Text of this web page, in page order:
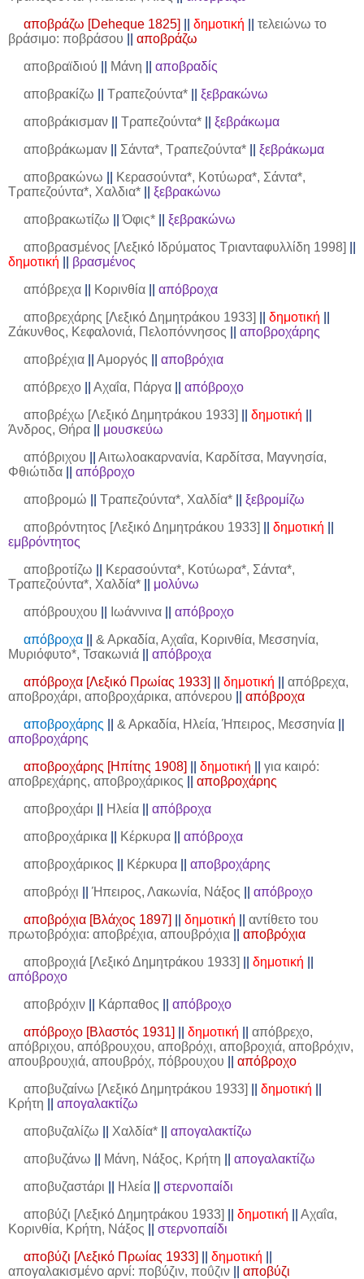
αποβράζω [Deheque 1825]
δημοτική
τελειώνω το
βράσιμο: ποβράσου
αποβράζω
αποβραϊδιού
Μάνη
αποβραδίς
αποβρακίζω
Τραπεζούντα*|| ξεβρακώνω
αποβράκισμαν|| Τραπεζούντα*|| ξεβράκωμα
αποβράκωμαν|| Σάντα*, Τραπεζούντα*|| ξεβράκωμα
αποβρακώνω
Κερασούντα*, Κοτύωρα*, Σάντα*,
Τραπεζούντα*, Χαλδια*
ξεβρακώνω
αποβρακωτίζω ||Όφις*|| ξεβρακώνω
αποβρασμένος [Λεξικό Ιδρύματος Τριανταφυλλίδη 1998]
δημοτική
βρασμένος
απόβρεχα|| Κορινθία|| απόβροχα
αποβρεχάρης [Λεξικό Δημητράκου 1933]
δημοτική
Ζάκυνθος, Κεφαλονιά, Πελοπόννησος
αποβροχάρης
αποβρέχια|| Αμοργός
αποβρόχια
απόβρεχο|| Αχαΐα, Πάργα|| απόβροχο
αποβρέχω [Λεξικό Δημητράκου 1933]
δημοτική
Άνδρος, Θήρα
μουσκεύω
απόβριχου
Αιτωλοακαρνανία, Καρδίτσα, Μαγνησία,
Φθιώτιδα
απόβροχο
αποβρομώ
Τραπεζούντα*, Χαλδία*|| ξεβρομίζω
αποβρόντητος [Λεξικό Δημητράκου 1933]
δημοτική
εμβρόντητος
αποβροτίζω
Κερασούντα*, Κοτύωρα*, Σάντα*,
Τραπεζούντα*, Χαλδία*
μολύνω
απόβρουχου
Ιωάννινα|| απόβροχο
απόβροχα|| & Αρκαδία, Αχαΐα, Κορινθία, Μεσσηνία,
Μυριόφυτο*, Τσακωνιά
απόβροχα
απόβροχα [Λεξικό Πρωίας 1933]
δημοτική
απόβρεχα,
αποβροχάρι, αποβροχάρικα, απόνερου
απόβροχα
αποβροχάρης
& Αρκαδία, Ηλεία, Ήπειρος, Μεσσηνία||
αποβροχάρης
αποβροχάρης [Ηπίτης 1908]
δημοτική
για καιρό:
αποβρεχάρης, αποβροχάρικος
αποβροχάρης
αποβροχάρι
Ηλεία|| απόβροχα
αποβροχάρικα|| Κέρκυρα|| απόβροχα
αποβροχάρικος
Κέρκυρα|| αποβροχάρης
αποβρόχι
Ήπειρος, Λακωνία, Νάξος
απόβροχο
αποβρόχια [Βλάχος 1897]
δημοτική
αντίθετο του
πρωτοβρόχια: αποβρέχια, απουβρόχια
αποβρόχια
αποβροχιά [Λεξικό Δημητράκου 1933]
δημοτική
απόβροχο
αποβρόχιν|| Κάρπαθος
απόβροχο
απόβροχο [Βλαστός 1931]
δημοτική
απόβρεχο,
απόβριχου, απόβρουχου, αποβρόχι, αποβροχιά, αποβρόχιν,
απουβρουχιά, απουβρόχ, πόβρουχου
απόβροχο
αποβυζαίνω [Λεξικό Δημητράκου 1933]
δημοτική
Κρήτη
απογαλακτίζω
αποβυζαλίζω
Χαλδία*|| απογαλακτίζω
αποβυζάνω
Μάνη, Νάξος, Κρήτη
απογαλακτίζω
αποβυζαστάρι
Ηλεία|| στερνοπαίδι
αποβύζι [Λεξικό Δημητράκου 1933]
δημοτική
Αχαΐα,
Κορινθία, Κρήτη, Νάξος
στερνοπαίδι
αποβύζι [Λεξικό Πρωίας 1933]
δημοτική
απογαλακισμένο αρνί: ποβύζιν, ποΰζιν
αποβύζι